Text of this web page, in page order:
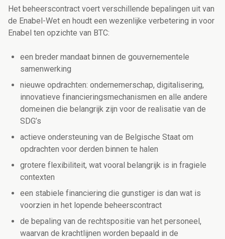
Het beheerscontract voert verschillende bepalingen uit van
de Enabel-Wet en houdt een wezenlijke verbetering in voor
Enabel ten opzichte van BTC:
een breder mandaat binnen de gouvernementele
samenwerking
nieuwe opdrachten: ondernemerschap, digitalisering,
innovatieve financieringsmechanismen en alle andere
domeinen die belangrijk zijn voor de realisatie van de
SDG’s
actieve ondersteuning van de Belgische Staat om
opdrachten voor derden binnen te halen
grotere flexibiliteit, wat vooral belangrijk is in fragiele
contexten
een stabiele financiering die gunstiger is dan wat is
voorzien in het lopende beheerscontract
de bepaling van de rechtspositie van het personeel,
waarvan de krachtlijnen worden bepaald in de